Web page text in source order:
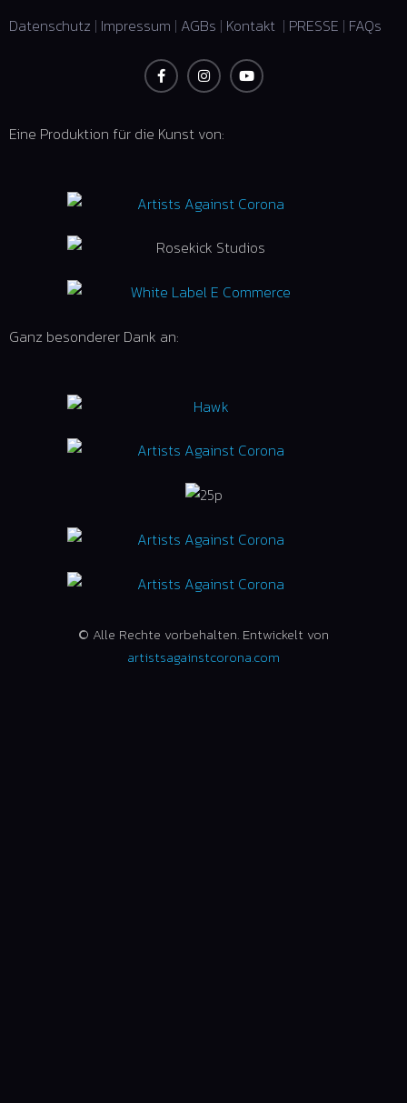
Datenschutz | Impressum | AGBs | Kontakt | PRESSE | FAQs
Eine Produktion für die Kunst von:
Ganz besonderer Dank an:
© Alle Rechte vorbehalten. Entwickelt von
artistsagainstcorona.com